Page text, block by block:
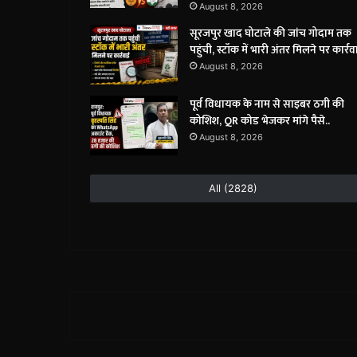
August 8, 2026
सूरजपुर खाद घोटाले की जांच गोदाम तक
पहुंची, स्टॉक में भारी अंतर मिलने पर
August 8, 2026
पूर्व विधायक के नाम से साइबर ठगी की
कोशिश, QR कोड भेजकर मांगे पैसे..
August 8, 2026
All (2828)